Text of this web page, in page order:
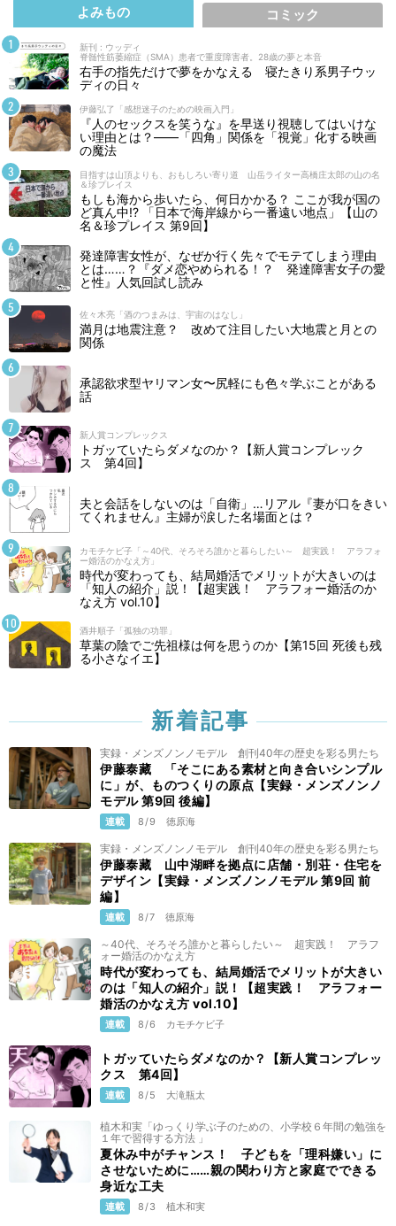
よみもの コミック
新刊 : ウッディ
脊髄性筋萎縮症（SMA）患者で重度障害者。28歳の夢と本音
右手の指先だけで夢をかなえる 寝たきり系男子ウッ
ディの日々
伊藤弘了「感想迷子のための映画入門」
『人のセックスを笑うな』を早送り視聴してはいけな
い理由とは？――「四角」関係を「視覚」化する映画
の魔法
目指すは山頂よりも、おもしろい寄り道 山岳ライター高橋庄太郎の山の名
＆珍プレイス
もしも海から歩いたら、何日かかる？ ここが我が国の
ど真ん中!? 「日本で海岸線から一番遠い地点」【山の
名＆珍プレイス 第9回】
発達障害女性が、なぜか行く先々でモテてしまう理由
とは……？『ダメ恋やめられる！？ 発達障害女子の愛
と性』人気回試し読み
佐々木亮「酒のつまみは、宇宙のはなし」
満月は地震注意？ 改めて注目したい大地震と月との
関係
承認欲求型ヤリマン女〜尻軽にも色々学ぶことがある
話
新人賞コンプレックス
トガッていたらダメなのか？【新人賞コンプレック
ス 第4回】
夫と会話をしないのは「自衛」…リアル『妻が口をきい
てくれません』主婦が涙した名場面とは？
カモチケビ子「～40代、そろそろ誰かと暮らしたい～ 超実践！ アラフォ
ー婚活のかなえ方」
時代が変わっても、結局婚活でメリットが大きいのは
「知人の紹介」説！【超実践！ アラフォー婚活のか
なえ方 vol.10】
酒井順子「孤独の功罪」
草葉の陰でご先祖様は何を思うのか【第15回 死後も残
る小さなイエ】
新着記事
実録・メンズノンノモデル 創刊40年の歴史を彩る男たち
伊藤泰藏 「そこにある素材と向き合いシンプル
に」が、ものつくりの原点【実録・メンズノンノ
モデル 第9回 後編】
連載 8/9 徳原海
実録・メンズノンノモデル 創刊40年の歴史を彩る男たち
伊藤泰藏 山中湖畔を拠点に店舗・別荘・住宅を
デザイン【実録・メンズノンノモデル 第9回 前
編】
連載 8/7 徳原海
～40代、そろそろ誰かと暮らしたい～ 超実践！ アラフ
ォー婚活のかなえ方
時代が変わっても、結局婚活でメリットが大きい
のは「知人の紹介」説！【超実践！ アラフォー
婚活のかなえ方 vol.10】
連載 8/6 カモチケビ子
トガッていたらダメなのか？【新人賞コンプレッ
クス 第4回】
連載 8/5 大滝瓶太
植木和実「ゆっくり学ぶ子のための、小学校６年間の勉強を
１年で習得する方法 」
夏休み中がチャンス！ 子どもを「理科嫌い」に
させないために……親の関わり方と家庭でできる
身近な工夫
連載 8/3 植木和実